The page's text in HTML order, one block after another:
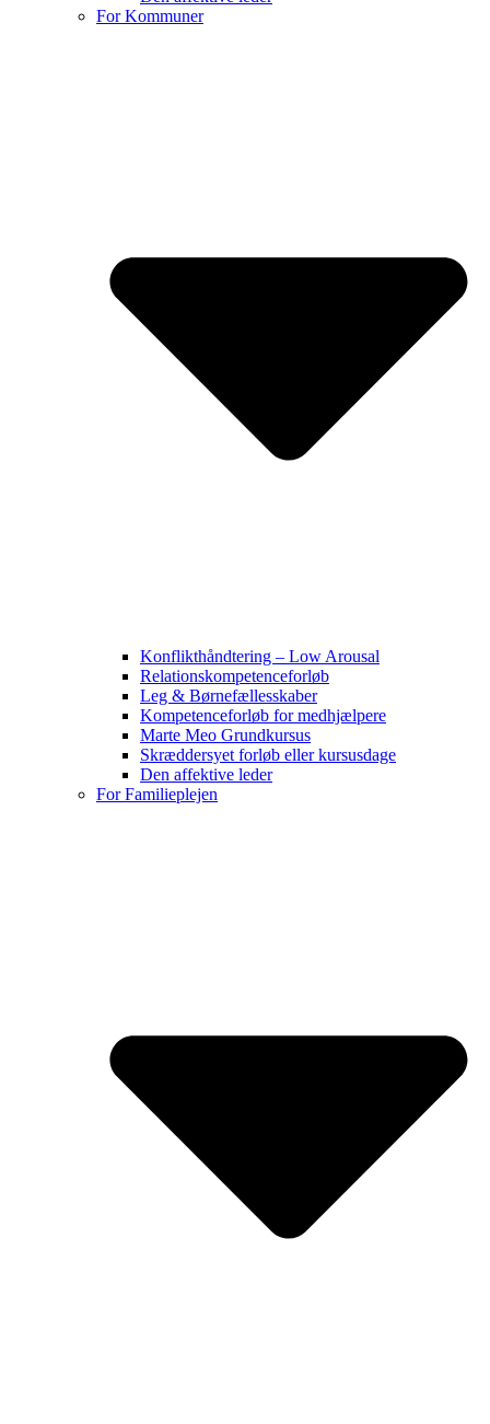
For Kommuner
Konflikthåndtering – Low Arousal
Relationskompetenceforløb
Leg & Børnefællesskaber
Kompetenceforløb for medhjælpere
Marte Meo Grundkursus
Skræddersyet forløb eller kursusdage
Den affektive leder
For Familieplejen